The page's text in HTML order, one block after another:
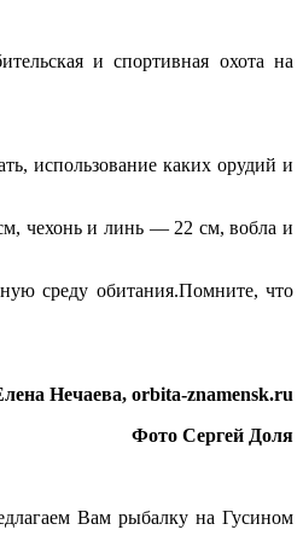
и спортивная охота на
использование каких орудий и
чехонь и линь — 22 см, вобла и
среду обитания.Помните, что
Нечаева, orbita-znamensk.ru
Фото Сергей Доля
Вам рыбалку на Гусином